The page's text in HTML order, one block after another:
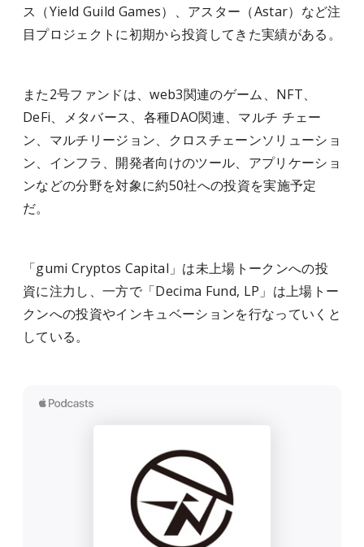
ス（Yield Guild Games）、アスター（Astar）など注
目プロジェクトに初期から投資してきた実績がある。
また2号ファンドは、web3関連のゲーム、NFT、
DeFi、メタバース、各種DAO関連、マルチ チェー
ン、マルチリージョン、クロスチェーンソリューショ
ン、インフラ、開発者向けのツール、アプリケーショ
ンなどの分野を対象に約50社への投資を実施予定
だ。
「gumi Cryptos Capital」は未上場トークンへの投
資に注力し、一方で「Decima Fund, LP」は上場トー
クンへの投資やインキュベーションを行なっていくと
している。